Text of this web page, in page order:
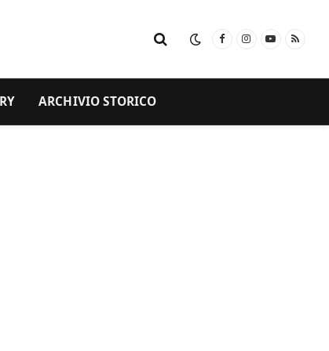
FacebookInstagram
YouTube
RSS
ARCHIVIO STORICO